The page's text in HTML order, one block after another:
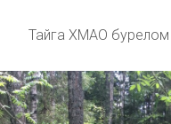
Тайга ХМАО бурелом